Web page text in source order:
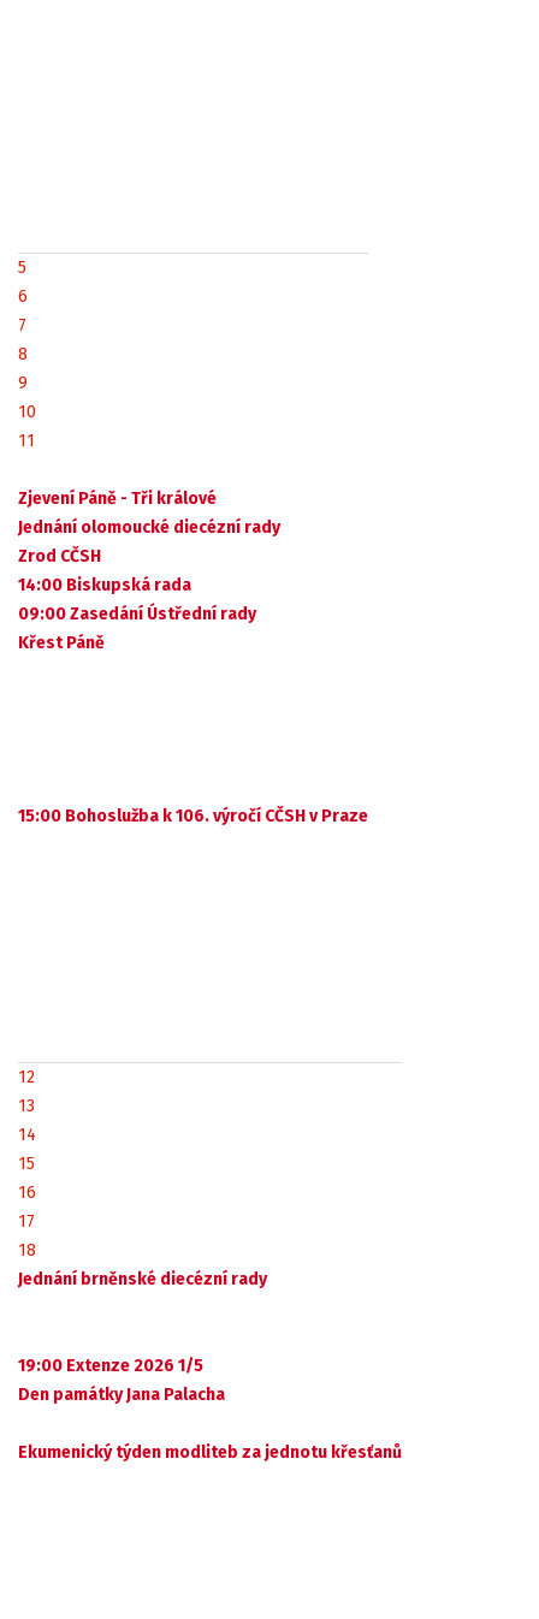
5
6
7
8
9
10
11
Zjevení Páně - Tři králové
Jednání olomoucké diecézní rady
Zrod CČSH
14:00 Biskupská rada
09:00 Zasedání Ústřední rady
Křest Páně
15:00 Bohoslužba k 106. výročí CČSH v Praze
12
13
14
15
16
17
18
Jednání brněnské diecézní rady
19:00 Extenze 2026 1/5
Den památky Jana Palacha
Ekumenický týden modliteb za jednotu křesťanů